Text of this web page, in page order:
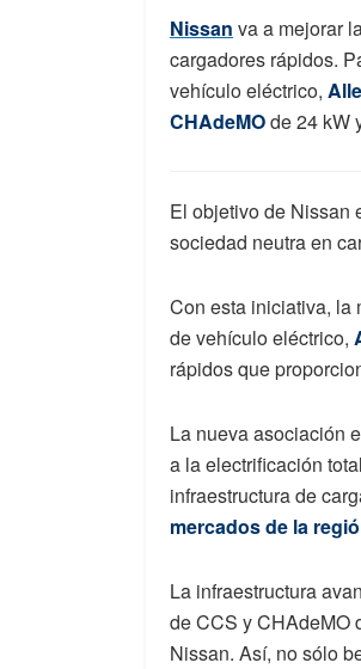
Nissan va a mejorar
cargadores rápidos.
vehículo eléctrico,
CHAdeMOde 24 kW
El objetivo de Nissan
sociedad neutra en
Con esta iniciativa, la
de vehículo eléctrico,
rápidos que
La nueva asociación
a la electrificación
infraestructura de
mercados de la
La infraestructura
de CCS y CHAdeMO
Nissan. Así, no sólo